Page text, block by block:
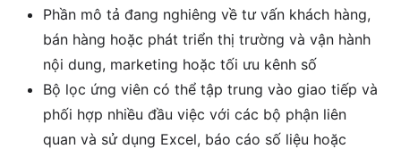
Phần mô tả đang nghiêng về tư vấn khách hàng,
bán hàng hoặc phát triển thị trường và vận hành
nội dung, marketing hoặc tối ưu kênh số
Bộ lọc ứng viên có thể tập trung vào giao tiếp và
phối hợp nhiều đầu việc với các bộ phận liên
quan và sử dụng Excel, báo cáo số liệu hoặc